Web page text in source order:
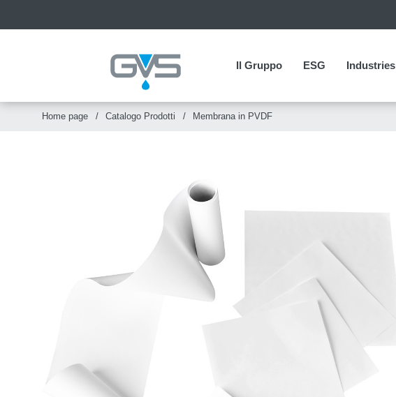
Il Gruppo
Il Gruppo ESG
ESG Industries
Home page Catalogo Prodotti Membrana in PVDF